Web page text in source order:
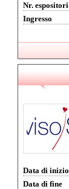
Nr. espositori
Ingresso
Data di inizio
Data di fine